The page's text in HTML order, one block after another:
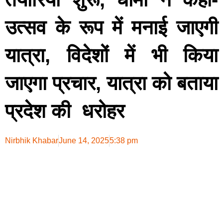
उत्सव के रूप में मनाई जाएगी
यात्रा, विदेशों में भी किया
जाएगा प्रचार, यात्रा को बताया
प्रदेश की धरोहर
Nirbhik KhabarJune 14, 20255:38 pm